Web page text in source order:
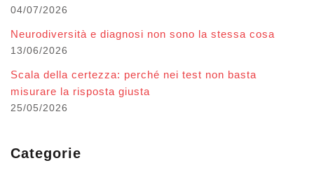
04/07/2026
Neurodiversità e diagnosi non sono la stessa cosa
13/06/2026
Scala della certezza: perché nei test non basta
misurare la risposta giusta
25/05/2026
Categorie